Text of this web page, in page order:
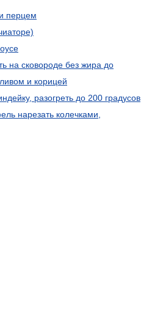
перцем
на сковороде без жира до
и корицей
разогреть до 200 градусов
нарезать колечками,